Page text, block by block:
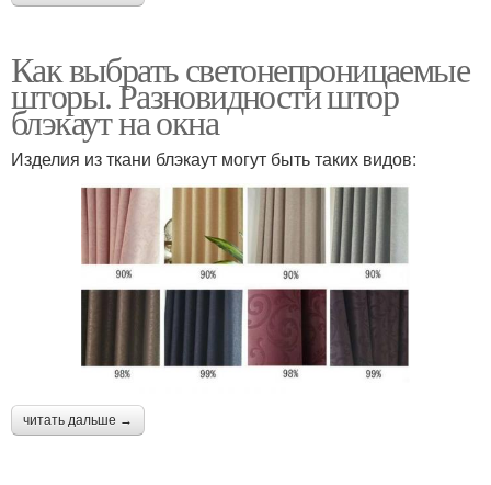
Как выбрать светонепроницаемые
шторы. Разновидности штор
блэкаут на окна
Изделия из ткани блэкаут могут быть таких видов:
читать дальше →